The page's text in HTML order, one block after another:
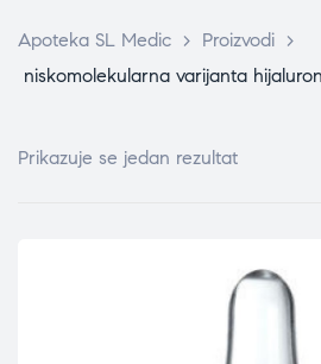
Apoteka SL Medic > Proizvodi >
niskomolekularna varijanta
Prikazuje se jedan rezultat